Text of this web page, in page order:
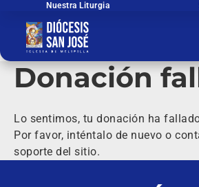
contenido
Nuestra Liturgia
Donación
Lo sentimos, tu donación ha
Por favor, inténtalo de nuevo o
soporte del sitio.